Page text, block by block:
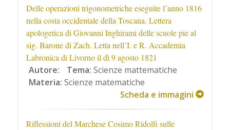
Delle operazioni trigonometriche eseguite l’anno 1816
nella costa occidentale della Toscana. Lettera
apologetica di Giovanni Inghirami delle scuole pie al
sig. Barone di Zach. Letta nell’I. e R. Accademia
Labronica di Livorno il dì 9 agosto 1821
Autore: Tema: Scienze mattematiche
Materia: Scienze matematiche
Scheda e immagini
Riflessioni del Marchese Cosimo Ridolfi sulle